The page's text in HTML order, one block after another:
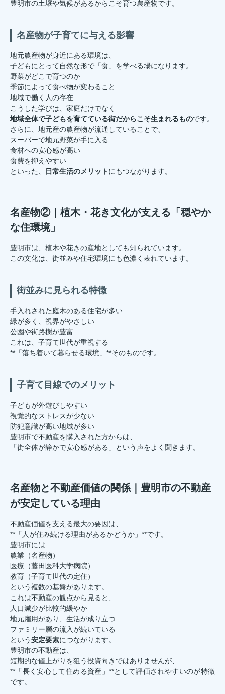
豊明市の土壌や気候があるからこそ育つ農産物です。
名産物が子育てに与える影響
地元農産物が身近にある環境は、
子どもにとって自然な形で「食」を学べる場になります。
野菜がどこで育つのか
季節によって食べ物が変わること
地域で働く人の存在
こうした学びは、家庭だけでなく
地域全体で子どもを育てている街だからこそ生まれるものです。
さらに、地元産の農産物が流通していることで、
スーパーで地元野菜が手に入る
食材への安心感が高い
食費を抑えやすい
といった、
日常生活のメリットにもつながります。
名産物②｜植木・花き文化が支える「穏やか
な住環境」
豊明市は、植木や花きの産地としても知られています。
この文化は、街並みや住宅環境にも色濃く表れています。
街並みに見られる特徴
手入れされた庭木のある住宅が多い
緑が多く、視界がやさしい
公園や街路樹が豊富
これは、子育て世代が重視する
**「落ち着いて暮らせる環境」**そのものです。
子育て目線でのメリット
子どもが外遊びしやすい
視覚的なストレスが少ない
防犯意識が高い地域が多い
豊明市で不動産を購入された方からは、
「街全体が静かで安心感がある」という声をよく聞きます。
名産物と不動産価値の関係｜豊明市の不動産
が安定している理由
不動産価値を支える最大の要因は、
**「人が住み続ける理由があるかどうか」**です。
豊明市には
農業（名産物）
医療（藤田医科大学病院）
教育（子育て世代の定住）
という複数の基盤があります。
これは不動産の観点から見ると、
人口減少が比較的緩やか
地元雇用があり、生活が成り立つ
ファミリー層の流入が続いている
という安定要素につながります。
豊明市の不動産は、
短期的な値上がりを狙う投資向きではありませんが、
**「長く安心して住める資産」**として評価されやすいのが特徴
です。